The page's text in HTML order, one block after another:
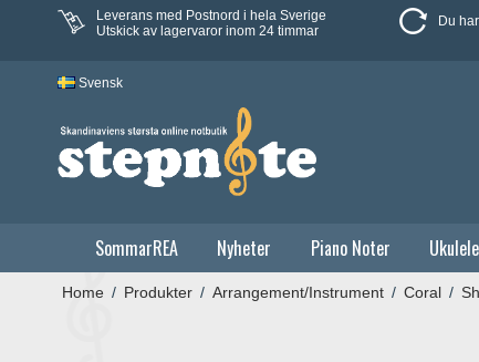
Leverans med Postnord i hela Sverige
Utskick av lagervaror inom 24 timmar
Du
Svensk
SommarREA Nyheter Piano Noter Ukulele
Home / Produkter / Arrangement/Instrument / Coral /